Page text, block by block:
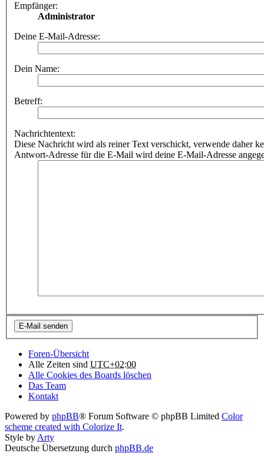
Empfänger:
Administrator
Deine E-Mail-Adresse:
Dein Name:
Betreff:
Nachrichtentext:
Diese Nachricht wird als reiner Text verschickt, verwende daher
Antwort-Adresse für die E-Mail wird deine E-Mail-Adresse
Foren-Übersicht
Alle Zeiten sind UTC+02:00
Alle Cookies des Boards löschen
Das Team
Kontakt
Powered by phpBB® Forum Software © phpBB Limited Color
scheme created with Colorize It.
Style by Arty
Deutsche Übersetzung durch phpBB.de